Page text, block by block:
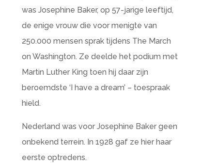
was Josephine Baker, op 57-jarige leeftijd,
de enige vrouw die voor menigte van
250.000 mensen sprak tijdens The March
on Washington. Ze deelde het podium met
Martin Luther King toen hij daar zijn
beroemdste ‘I have a dream’ – toespraak
hield.
Nederland was voor Josephine Baker geen
onbekend terrein. In 1928 gaf ze hier haar
eerste optredens.